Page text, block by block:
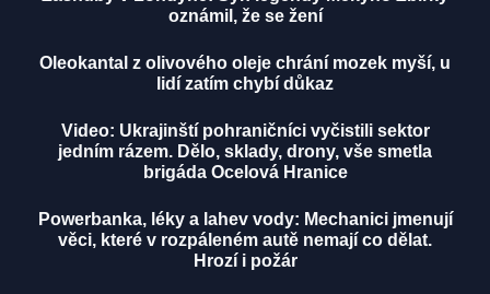
oznámil, že se žení
Oleokantal z olivového oleje chrání mozek myší, u
lidí zatím chybí důkaz
Video: Ukrajinští pohraničníci vyčistili sektor
jedním rázem. Dělo, sklady, drony, vše smetla
brigáda Ocelová Hranice
Powerbanka, léky a lahev vody: Mechanici jmenují
věci, které v rozpáleném autě nemají co dělat.
Hrozí i požár